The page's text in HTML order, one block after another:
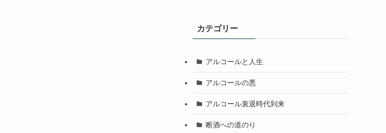
カテゴリー
アルコールと人生
アルコールの悪
アルコール衰退時代到来
断酒への道のり